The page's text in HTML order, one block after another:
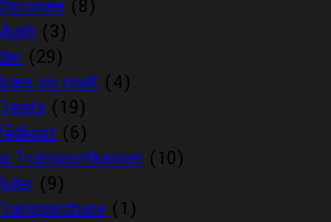
(8)
(3)
(29)
og malt (4)
(19)
(6)
Transportkasser (10)
(9)
(1)